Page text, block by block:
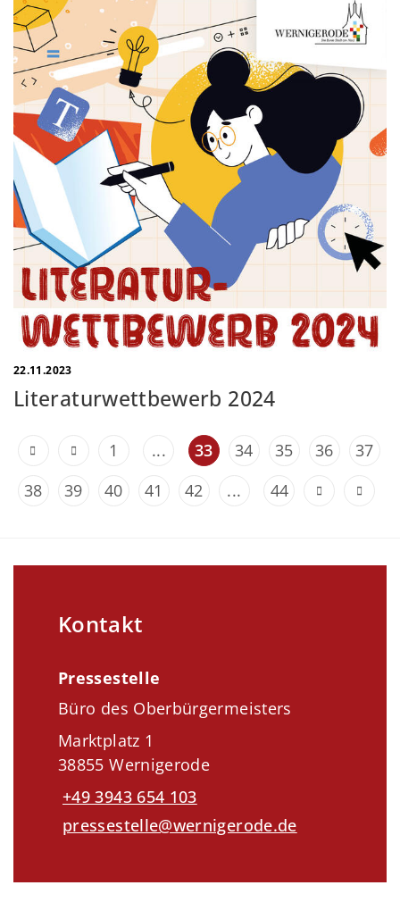
22.11.2023
Literaturwettbewerb 2024
1 ... 33 34 35 36
37
38
39 40 41 42 ... 44
Kontakt
Pressestelle
Büro des Oberbürgermeisters
Marktplatz 1
38855 Wernigerode
+49 3943 654 103
pressestelle@wernigerode.de